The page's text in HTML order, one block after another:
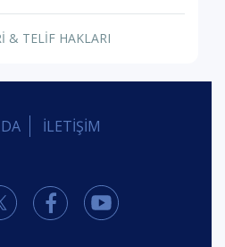
& TELİF HAKLARI
İLETİŞİM